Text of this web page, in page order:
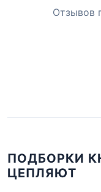
Отзывов
ПОДБОРКИ
ЦЕПЛЯЮТ